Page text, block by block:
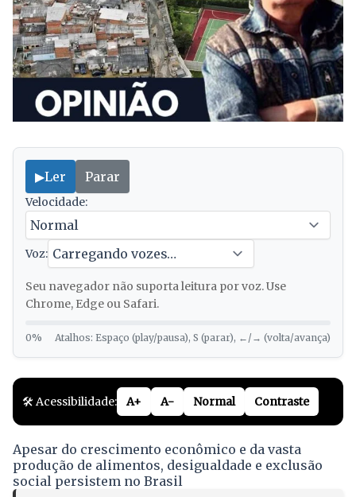
▶Ler Parar
Velocidade:
Voz:
Seu navegador não suporta leitura por voz. Use
Chrome, Edge ou Safari.
0% Atalhos: Espaço (play/pausa), S (parar), ←/→ (volta/avança)
🛠️ Acessibilidade: A+ A- Normal Contraste
Apesar do crescimento econômico e da vasta
produção de alimentos, desigualdade e exclusão
social persistem no Brasil